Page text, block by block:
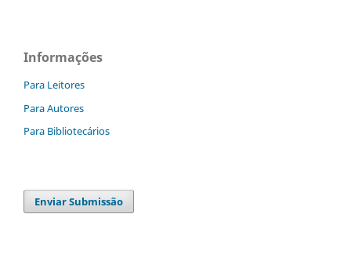
Informações
Para Leitores
Para Autores
Para Bibliotecários
Enviar Submissão